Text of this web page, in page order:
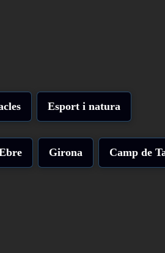
Esport i natura
Girona Camp de